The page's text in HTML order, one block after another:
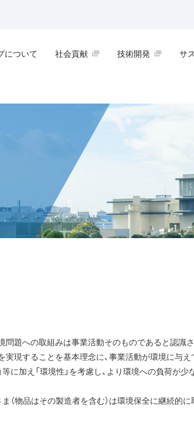
について 社会貢献 技術開発 サ
題への取組みは事業活動そのものであると認識
現することを基本理念に、事業活動が環境に与
」等に加え「環境性」を考慮し、より環境への負荷
（物品はその製造者を含む）は環境保全に継続的